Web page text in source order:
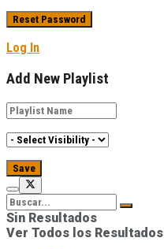
Log In
Add New Playlist
Sin Resultados
Ver Todos los Resultados